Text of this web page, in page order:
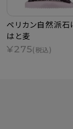
ペリカン自然派石
はと麦
¥275(税込)